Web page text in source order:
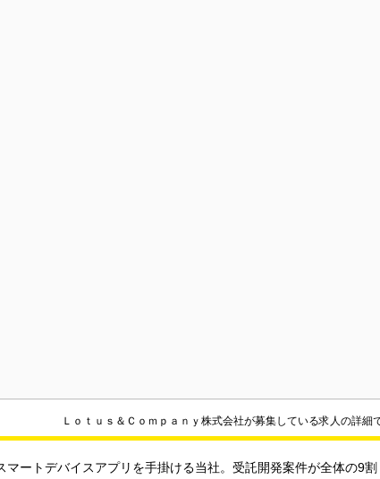
Ｌｏｔｕｓ＆Ｃｏｍｐａｎｙ株式会社が募集している求人の詳細
ートデバイスアプリを手掛ける当社。受託開発案件が全体の9割